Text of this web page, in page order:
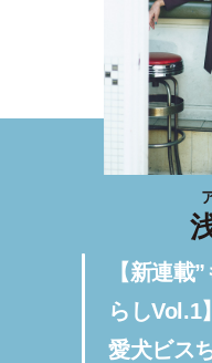
【新連載
らしVol.1
愛犬ビス